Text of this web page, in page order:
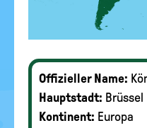
Offizieller Name:
Hauptstadt: Brüssel
Kontinent: Europa